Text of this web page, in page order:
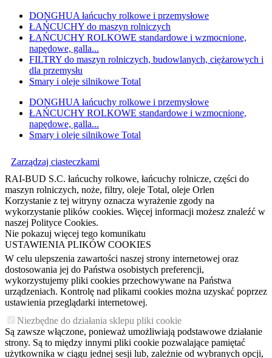
DONGHUA łańcuchy rolkowe i przemysłowe
ŁAŃCUCHY do maszyn rolniczych
ŁAŃCUCHY ROLKOWE standardowe i wzmocnione,
napędowe, galla...
FILTRY do maszyn rolniczych, budowlanych, ciężarowych i
dla przemysłu
Smary i oleje silnikowe Total
DONGHUA łańcuchy rolkowe i przemysłowe
ŁAŃCUCHY ROLKOWE standardowe i wzmocnione,
napędowe, galla...
Smary i oleje silnikowe Total
Zarządzaj ciasteczkami
RAI-BUD S.C. łańcuchy rolkowe, łańcuchy rolnicze, części do
maszyn rolniczych, noże, filtry, oleje Total, oleje Orlen
Korzystanie z tej witryny oznacza wyrażenie zgody na
wykorzystanie plików cookies. Więcej informacji możesz znaleźć w
naszej Polityce Cookies.
Nie pokazuj więcej tego komunikatu
USTAWIENIA PLIKÓW COOKIES
W celu ulepszenia zawartości naszej strony internetowej oraz
dostosowania jej do Państwa osobistych preferencji,
wykorzystujemy pliki cookies przechowywane na Państwa
urządzeniach. Kontrolę nad plikami cookies można uzyskać poprzez
ustawienia przeglądarki internetowej.
Niezbędne do działania sklepu pliki cookie
Są zawsze włączone, ponieważ umożliwiają podstawowe działanie
strony. Są to między innymi pliki cookie pozwalające pamiętać
użytkownika w ciągu jednej sesji lub, zależnie od wybranych opcji,